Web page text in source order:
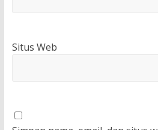
Situs Web